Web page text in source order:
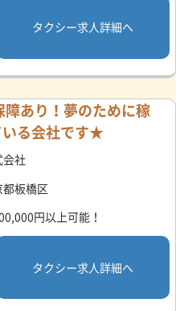
タクシー求人詳細へ
あり！夢のために稼
いる会社です★
会社
板橋区
円以上可能！
タクシー求人詳細へ